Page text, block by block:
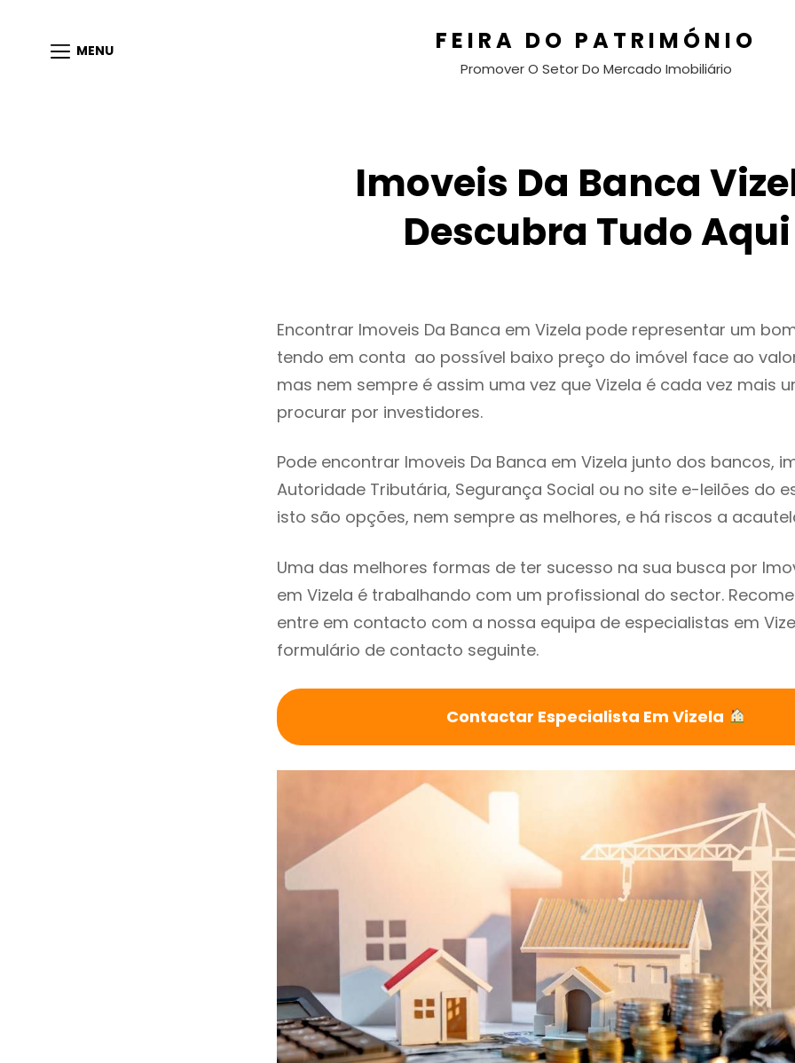
MENU FEIRA DO PATRIMÓNIO
Promover O Setor Do Mercado Imobiliário
Imoveis Da Banca
Descubra Tudo Aqui
Encontrar Imoveis Da Banca em Vizela pode representar um
tendo em conta ao possível baixo preço do imóvel face ao
mas nem sempre é assim uma vez que Vizela é cada vez mais
procurar por investidores.
Pode encontrar Imoveis Da Banca em Vizela junto dos bancos,
Autoridade Tributária, Segurança Social ou no site e-leilões do
isto são opções, nem sempre as melhores, e há riscos a
Uma das melhores formas de ter sucesso na sua busca por
em Vizela é trabalhando com um profissional do sector.
entre em contacto com a nossa equipa de especialistas em
formulário de contacto seguinte.
Contactar Especialista Em Vizela